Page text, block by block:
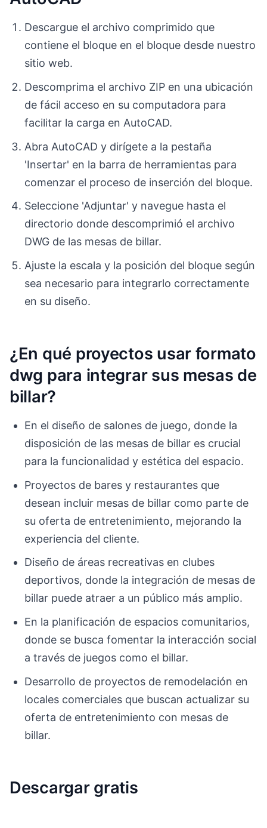
Descargue el archivo comprimido que
contiene el bloque en el bloque desde nuestro
sitio web.
Descomprima el archivo ZIP en una ubicación
de fácil acceso en su computadora para
facilitar la carga en AutoCAD.
Abra AutoCAD y dirígete a la pestaña
'Insertar' en la barra de herramientas para
comenzar el proceso de inserción del bloque.
Seleccione 'Adjuntar' y navegue hasta el
directorio donde descomprimió el archivo
DWG de las mesas de billar.
Ajuste la escala y la posición del bloque según
sea necesario para integrarlo correctamente
en su diseño.
¿En qué proyectos usar formato
dwg para integrar sus mesas de
billar?
En el diseño de salones de juego, donde la
disposición de las mesas de billar es crucial
para la funcionalidad y estética del espacio.
Proyectos de bares y restaurantes que
desean incluir mesas de billar como parte de
su oferta de entretenimiento, mejorando la
experiencia del cliente.
Diseño de áreas recreativas en clubes
deportivos, donde la integración de mesas de
billar puede atraer a un público más amplio.
En la planificación de espacios comunitarios,
donde se busca fomentar la interacción social
a través de juegos como el billar.
Desarrollo de proyectos de remodelación en
locales comerciales que buscan actualizar su
oferta de entretenimiento con mesas de
billar.
Descargar gratis